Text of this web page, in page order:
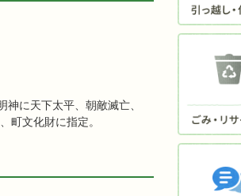
に天下太平、朝敵滅亡、
町文化財に指定。